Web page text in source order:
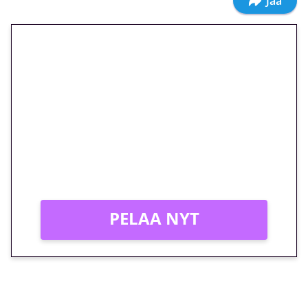
PELAA NYT